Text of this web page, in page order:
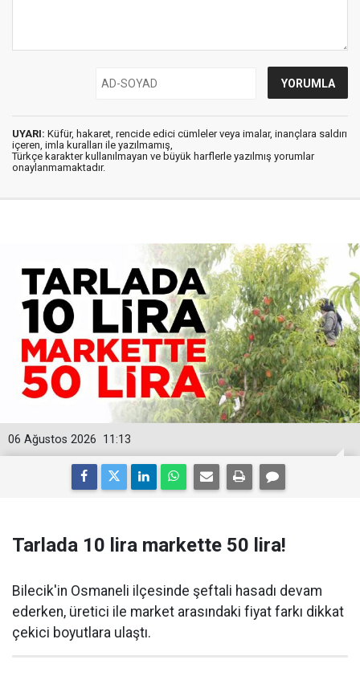
UYARI: Küfür, hakaret, rencide edici cümleler veya imalar, inançlara saldırı
içeren, imla kuralları ile yazılmamış,
Türkçe karakter kullanılmayan ve büyük harflerle yazılmış yorumlar
onaylanmamaktadır.
11:13
06 Ağustos 2026
Tarlada 10 lira markette 50 lira!
Bilecik'in Osmaneli ilçesinde şeftali hasadı devam
ederken, üretici ile market arasındaki fiyat farkı dikkat
çekici boyutlara ulaştı.